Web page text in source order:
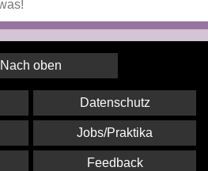
Nach oben
Datenschutz
Jobs/Praktika
Feedback